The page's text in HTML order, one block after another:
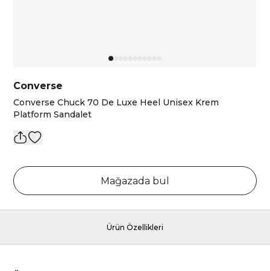
Converse
Converse Chuck 70 De Luxe Heel Unisex Krem
Platform Sandalet
Mağazada bul
Ürün Özellikleri